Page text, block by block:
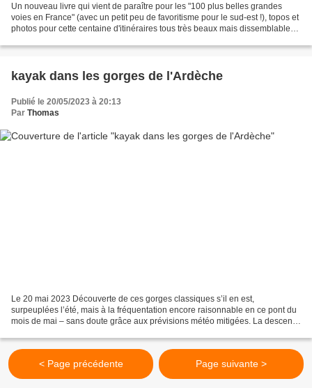
Un nouveau livre qui vient de paraître pour les "100 plus belles grandes
voies en France" (avec un petit peu de favoritisme pour le sud-est !), topos et
photos pour cette centaine d'itinéraires tous très beaux mais dissemblables
kayak dans les gorges de l'Ardèche
Publié le 20/05/2023 à 20:13
Par Thomas
Le 20 mai 2023 Découverte de ces gorges classiques s’il en est,
surpeuplées l’été, mais à la fréquentation encore raisonnable en ce pont du
mois de mai – sans doute grâce aux prévisions météo mitigées. La descente
< Page précédente Page suivante >